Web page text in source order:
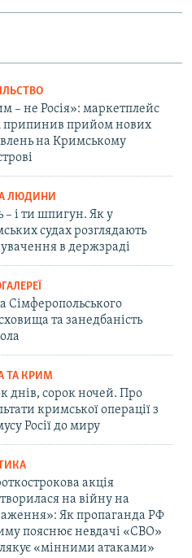
– не Росія»: маркетплейс
припинив прийом нових
на Кримському
ЛЮДИНИ
– і ти шпигун. Як у
судах розглядають
в держзраді
Сімферопольського
та занедбаність
ТА КРИМ
днів, сорок ночей. Про
кримської операції з
Росії до миру
акція
на війну на
Як пропаганда РФ
пояснює невдачі «СВО»
«мінними атаками»